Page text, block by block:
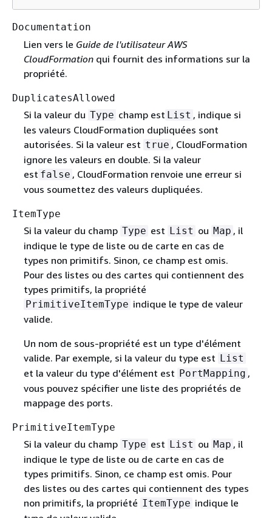
Documentation
Lien vers le Guide de l'utilisateur AWS
CloudFormation qui fournit des informations sur la
propriété.
DuplicatesAllowed
Si la valeur du Type champ est List , indique si
les valeurs CloudFormation dupliquées sont
autorisées. Si la valeur est true , CloudFormation
ignore les valeurs en double. Si la valeur
est false , CloudFormation renvoie une erreur si
vous soumettez des valeurs dupliquées.
ItemType
Si la valeur du champ Type est List ou Map , il
indique le type de liste ou de carte en cas de
types non primitifs. Sinon, ce champ est omis.
Pour des listes ou des cartes qui contiennent des
types primitifs, la propriété
PrimitiveItemType indique le type de valeur
valide.
Un nom de sous-propriété est un type d'élément
valide. Par exemple, si la valeur du type est List
et la valeur du type d'élément est PortMapping ,
vous pouvez spécifier une liste des propriétés de
mappage des ports.
PrimitiveItemType
Si la valeur du champ Type est List ou Map , il
indique le type de liste ou de carte en cas de
types primitifs. Sinon, ce champ est omis. Pour
des listes ou des cartes qui contiennent des types
non primitifs, la propriété ItemType indique le